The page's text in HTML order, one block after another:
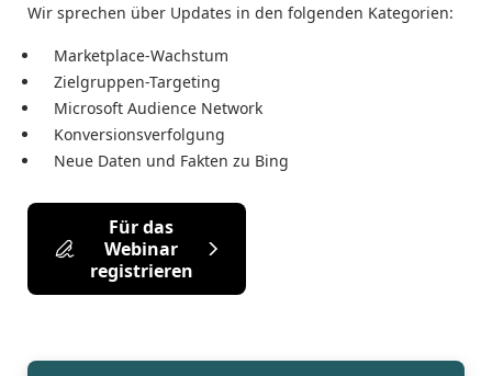
Wir sprechen über Updates in den folgenden Kategorien:
Marketplace-Wachstum
Zielgruppen-Targeting
Microsoft Audience Network
Konversionsverfolgung
Neue Daten und Fakten zu Bing
Für das
Webinar
registrieren